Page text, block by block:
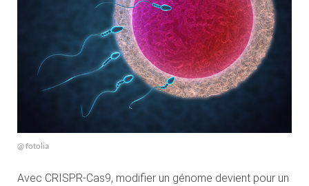
@ fotolia
Avec CRISPR-Cas9, modifier un génome devient pour un